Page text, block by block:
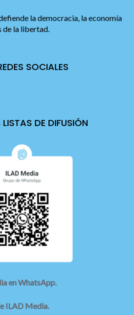
la democracia, la economía
de la libertad.
SOCIALES
DE DIFUSIÓN
en WhatsApp.
ILAD Media.